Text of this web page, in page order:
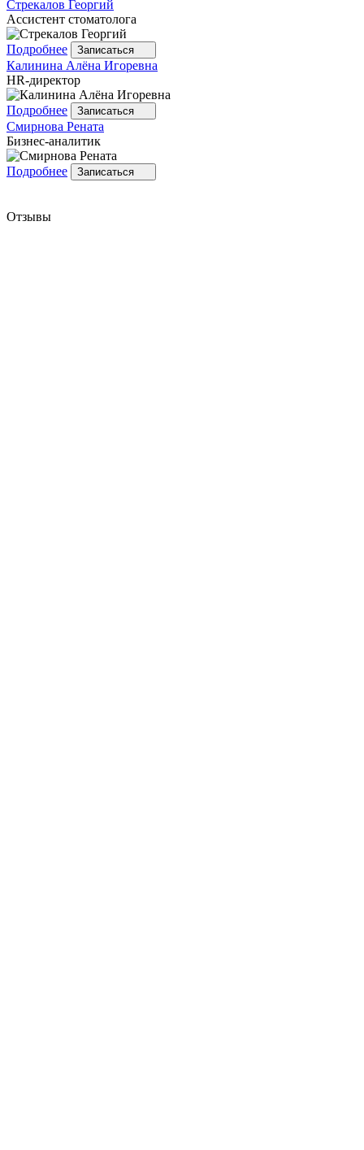
Стрекалов Георгий
Ассистент стоматолога
Подробнее Записаться
Калинина Алёна Игоревна
HR-директор
Подробнее Записаться
Смирнова Рената
Бизнес-аналитик
Подробнее Записаться
Отзывы